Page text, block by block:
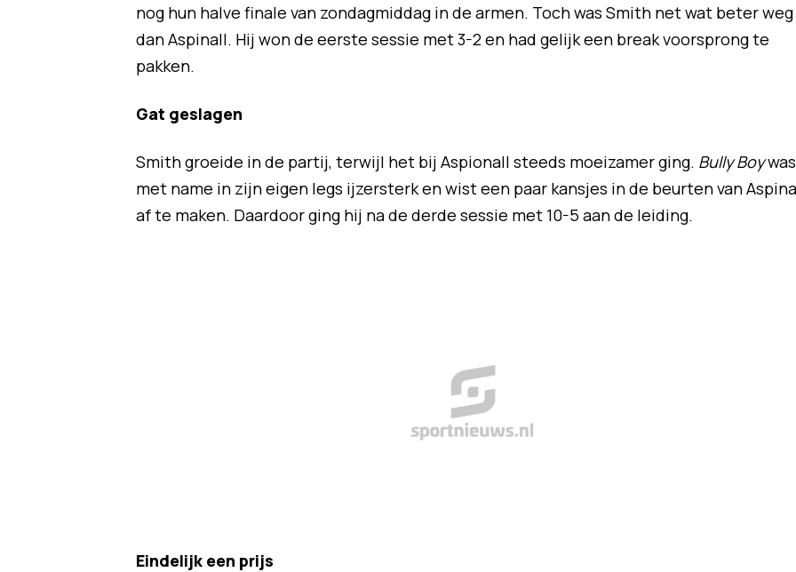
nog hun halve finale van zondagmiddag in de armen. Toch was Smith net wat beter weg
dan Aspinall. Hij won de eerste sessie met 3-2 en had gelijk een break voorsprong te
pakken.
Gat geslagen
Smith groeide in de partij, terwijl het bij Aspionall steeds moeizamer ging. Bully Boywas
met name in zijn eigen legs ijzersterk en wist een paar kansjes in de beurten van
af te maken. Daardoor ging hij na de derde sessie met 10-5 aan de leiding.
Eindelijk een prijs